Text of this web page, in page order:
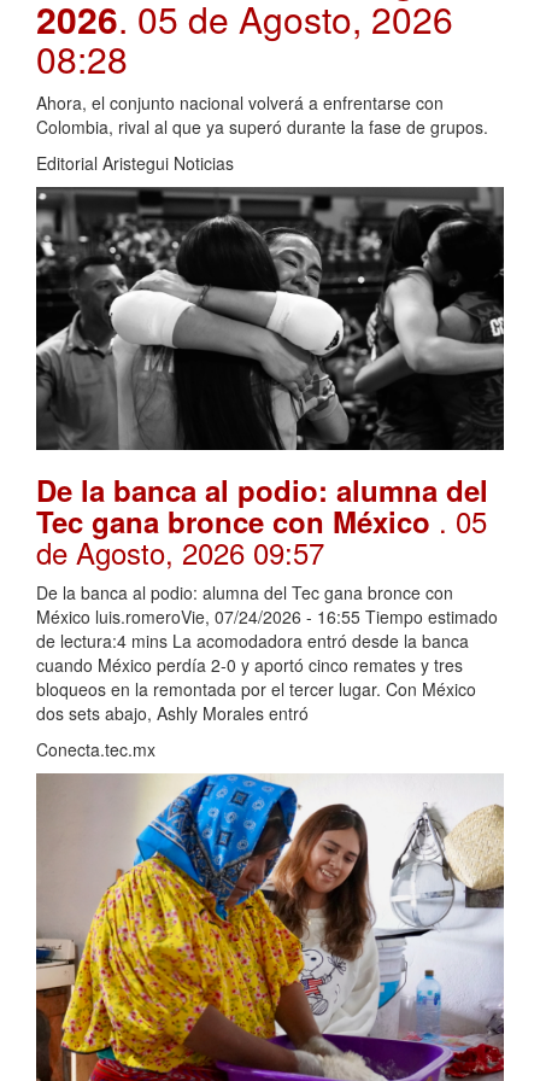
2026. 05 de Agosto, 2026
08:28
Ahora, el conjunto nacional volverá a enfrentarse con
Colombia, rival al que ya superó durante la fase de grupos.
Editorial Aristegui Noticias
De la banca al podio: alumna del
Tec gana bronce con México . 05
de Agosto, 2026 09:57
De la banca al podio: alumna del Tec gana bronce con
México luis.romeroVie, 07/24/2026 - 16:55 Tiempo estimado
de lectura:4 mins La acomodadora entró desde la banca
cuando México perdía 2-0 y aportó cinco remates y tres
bloqueos en la remontada por el tercer lugar. Con México
dos sets abajo, Ashly Morales entró
Conecta.tec.mx